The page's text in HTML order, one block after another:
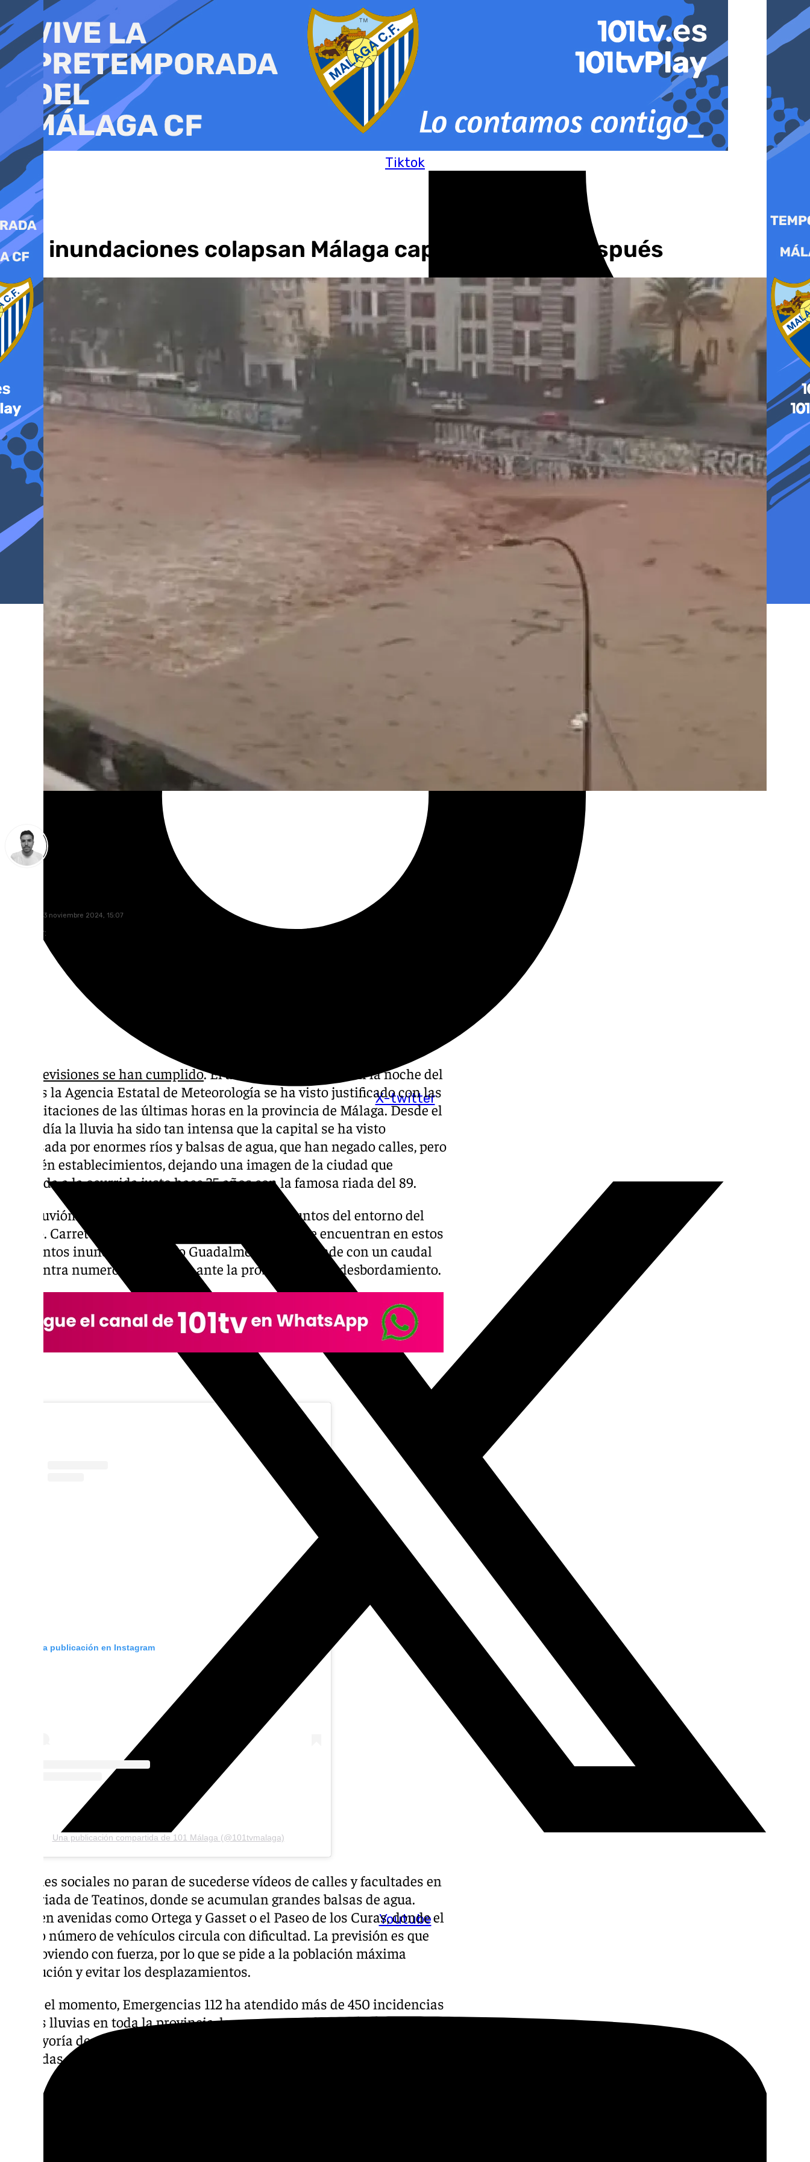
al
contenido
Tiktok
X-twitter
Youtube
Las inundaciones colapsan Málaga capital 35 años después
miércoles, 13 noviembre 2024, 15:07
Compartir:
previsiones se han cumplido. El aviso rojo que activó en la noche del
martes la Agencia Estatal de Meteorología se ha visto justificado con las
precipitaciones de las últimas horas en la provincia de Málaga. Desde el
mediodía la lluvia ha sido tan intensa que la capital se ha visto
colapsada por enormes ríos y balsas de agua, que han negado calles, pero
también establecimientos, dejando una imagen de la ciudad que
recuerda a la ocurrida justo hace 35 años con la famosa riada del 89.
Los pluviómetros marcan más de 130 litros en puntos del entorno del
centro. Carreteras como la de Avenida Andalucía se encuentran en estos
momentos inundadas y el Río Guadalmedina desciende con un caudal
que centra numerosas miradas ante la probabilidad de desbordamiento.
Ver esta publicación en Instagram
Una publicación compartida de 101 Málaga (@101tvmalaga)
En redes sociales no paran de sucederse vídeos de calles y facultades en
la barriada de Teatinos, donde se acumulan grandes balsas de agua.
Igual en avenidas como Ortega y Gasset o el Paseo de los Curas, donde el
escaso número de vehículos circula con dificultad. La previsión es que
siga lloviendo con fuerza, por lo que se pide a la población máxima
precaución y evitar los desplazamientos.
Hasta el momento, Emergencias 112 ha atendido más de 450 incidencias
por las lluvias en toda la provincia, la mayor parte de ellas en la capital.
La mayoría de estas se corresponden con avisos por anegaciones de
viviendas, comercios, patios, sótanos o garajes.
Atención al Río Campanillas